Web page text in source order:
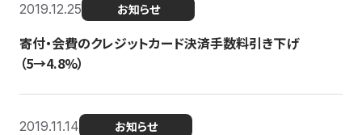
2019.12.25 お知らせ
寄付・会費のクレジットカード決済手数料引き下げ
（5→4.8%）
2019.11.14 お知らせ